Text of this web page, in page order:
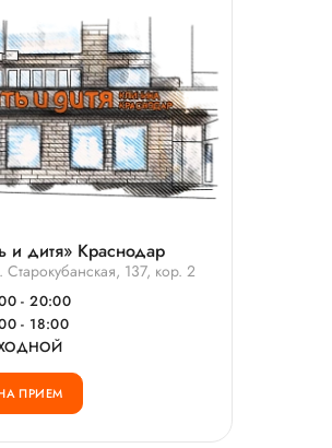
и дитя» Краснодар
Старокубанская, 137, кор. 2
- 20:00
- 18:00
ПРИЕМ